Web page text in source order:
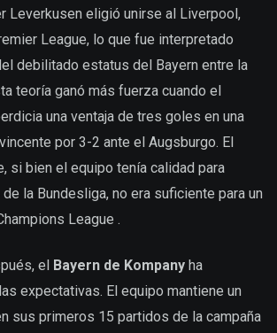
Leverkusen eligió unirse al Liverpool,
League, lo que fue interpretado
debilitado estatus del Bayern entre la
teoría ganó más fuerza cuando el
una ventaja de tres goles en una
por 3-2 ante el Augsburgo. El
si bien el equipo tenía calidad para
la Bundesliga, no era suficiente para un
League .
el Bayern de Kompany ha
expectativas. El equipo mantiene un
sus primeros 15 partidos de la campaña